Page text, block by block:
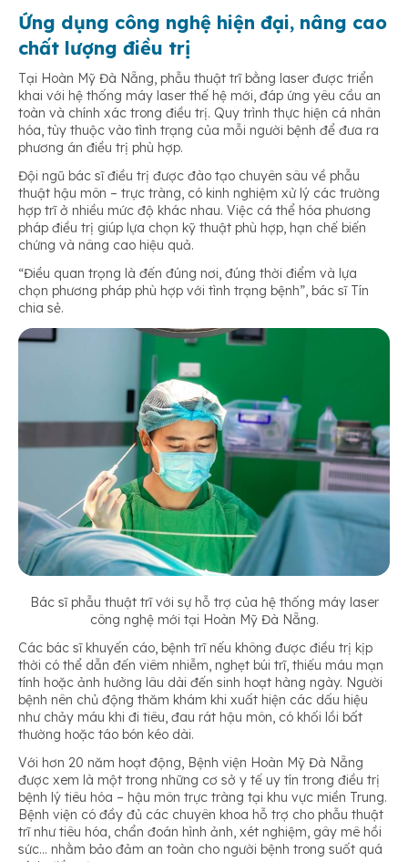
Ứng dụng công nghệ hiện đại, nâng cao
chất lượng điều trị
Tại Hoàn Mỹ Đà Nẵng, phẫu thuật trĩ bằng laser được triển
khai với hệ thống máy laser thế hệ mới, đáp ứng yêu cầu an
toàn và chính xác trong điều trị. Quy trình thực hiện cá nhân
hóa, tùy thuộc vào tình trạng của mỗi người bệnh để đưa ra
phương án điều trị phù hợp.
Đội ngũ bác sĩ điều trị được đào tạo chuyên sâu về phẫu
thuật hậu môn – trực tràng, có kinh nghiệm xử lý các trường
hợp trĩ ở nhiều mức độ khác nhau. Việc cá thể hóa phương
pháp điều trị giúp lựa chọn kỹ thuật phù hợp, hạn chế biến
chứng và nâng cao hiệu quả.
“Điều quan trọng là đến đúng nơi, đúng thời điểm và lựa
chọn phương pháp phù hợp với tình trạng bệnh”, bác sĩ Tín
chia sẻ.
Bác sĩ phẫu thuật trĩ với sự hỗ trợ của hệ thống máy laser
công nghệ mới tại Hoàn Mỹ Đà Nẵng.
Các bác sĩ khuyến cáo, bệnh trĩ nếu không được điều trị kịp
thời có thể dẫn đến viêm nhiễm, nghẹt búi trĩ, thiếu máu mạn
tính hoặc ảnh hưởng lâu dài đến sinh hoạt hàng ngày. Người
bệnh nên chủ động thăm khám khi xuất hiện các dấu hiệu
như chảy máu khi đi tiêu, đau rát hậu môn, có khối lồi bất
thường hoặc táo bón kéo dài.
Với hơn 20 năm hoạt động, Bệnh viện Hoàn Mỹ Đà Nẵng
được xem là một trong những cơ sở y tế uy tín trong điều trị
bệnh lý tiêu hóa – hậu môn trực tràng tại khu vực miền Trung.
Bệnh viện có đầy đủ các chuyên khoa hỗ trợ cho phẫu thuật
trĩ như tiêu hóa, chẩn đoán hình ảnh, xét nghiệm, gây mê hồi
sức… nhằm bảo đảm an toàn cho người bệnh trong suốt quá